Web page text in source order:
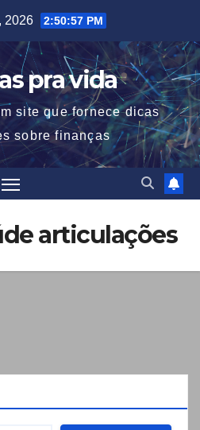
2026 2:50:58 PM
pra vida
site que fornece dicas
sobre finanças
articulações